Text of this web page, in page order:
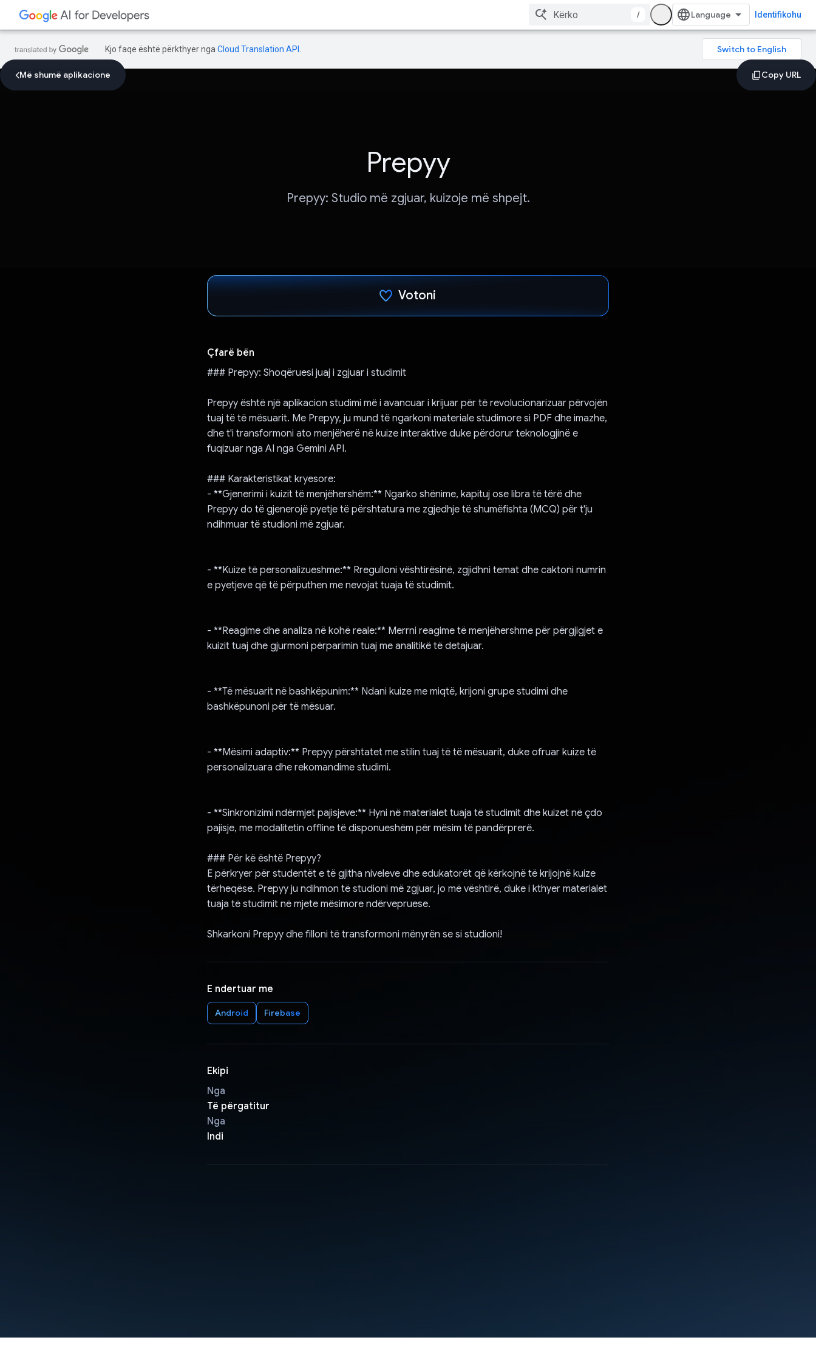
/ Identifikohu
Kjo faqe është përkthyer nga Cloud Translation API
Më shumë aplikacione
Prepyy
Prepyy: Studio më zgjuar, kuizoje më shpejt.
Votoni
Çfarë bën
### Prepyy: Shoqëruesi juaj i zgjuar i studimit
Prepyy është një aplikacion studimi më i avancuar i krijuar për të revolucionarizuar përvojën
tuaj të të mësuarit. Me Prepyy, ju mund të ngarkoni materiale studimore si PDF dhe imazhe,
dhe t'i transformoni ato menjëherë në kuize interaktive duke përdorur teknologjinë e
fuqizuar nga AI nga Gemini API.
### Karakteristikat kryesore:
- **Gjenerimi i kuizit të menjëhershëm:** Ngarko shënime, kapituj ose libra të tërë dhe
Prepyy do të gjenerojë pyetje të përshtatura me zgjedhje të shumëfishta (MCQ) për t'ju
ndihmuar të studioni më zgjuar.
- **Kuize të personalizueshme:** Rregulloni vështirësinë, zgjidhni temat dhe caktoni numrin
e pyetjeve që të përputhen me nevojat tuaja të studimit.
- **Reagime dhe analiza në kohë reale:** Merrni reagime të menjëhershme për përgjigjet e
kuizit tuaj dhe gjurmoni përparimin tuaj me analitikë të detajuar.
- **Të mësuarit në bashkëpunim:** Ndani kuize me miqtë, krijoni grupe studimi dhe
bashkëpunoni për të mësuar.
- **Mësimi adaptiv:** Prepyy përshtatet me stilin tuaj të të mësuarit, duke ofruar kuize të
personalizuara dhe rekomandime studimi.
- **Sinkronizimi ndërmjet pajisjeve:** Hyni në materialet tuaja të studimit dhe kuizet në çdo
pajisje, me modalitetin offline të disponueshëm për mësim të pandërprerë.
### Për kë është Prepyy?
E përkryer për studentët e të gjitha niveleve dhe edukatorët që kërkojnë të krijojnë kuize
tërheqëse. Prepyy ju ndihmon të studioni më zgjuar, jo më vështirë, duke i kthyer materialet
tuaja të studimit në mjete mësimore ndërvepruese.
Shkarkoni Prepyy dhe filloni të transformoni mënyrën se si studioni!
E ndertuar me
Android Firebase
Ekipi
Nga
Të përgatitur
Nga
Indi